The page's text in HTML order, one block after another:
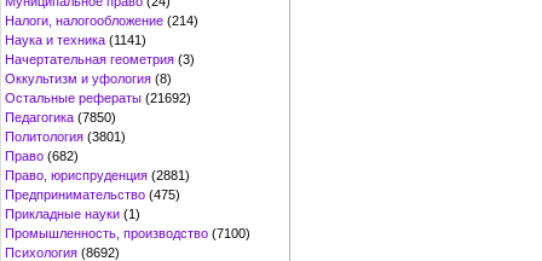
Налоги, налогообложение (214)
Наука и техника (1141)
Начертательная геометрия (3)
Оккультизм и уфология (8)
Остальные рефераты (21692)
Педагогика (7850)
Политология (3801)
Право (682)
Право, юриспруденция (2881)
Предпринимательство (475)
Прикладные науки (1)
Промышленность, производство (7100)
Психология (8692)